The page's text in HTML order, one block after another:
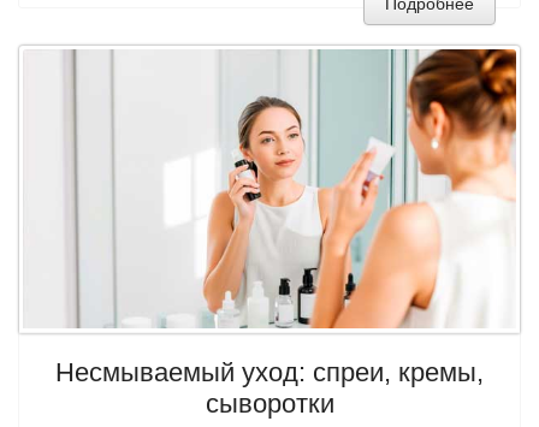
Несмываемый уход: спреи, кремы,
сыворотки